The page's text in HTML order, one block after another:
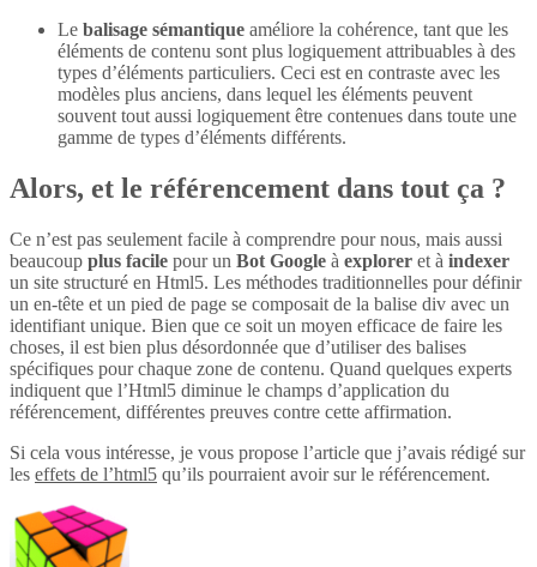
Le balisage sémantique améliore la cohérence, tant que les
éléments de contenu sont plus logiquement attribuables à des
types d’éléments particuliers. Ceci est en contraste avec les
modèles plus anciens, dans lequel les éléments peuvent
souvent tout aussi logiquement être contenues dans toute une
gamme de types d’éléments différents.
Alors, et le référencement dans tout ça ?
Ce n’est pas seulement facile à comprendre pour nous, mais aussi
beaucoup plus facile pour un Bot Google à explorer et à indexer
un site structuré en Html5. Les méthodes traditionnelles pour définir
un en-tête et un pied de page se composait de la balise div avec un
identifiant unique. Bien que ce soit un moyen efficace de faire les
choses, il est bien plus désordonnée que d’utiliser des balises
spécifiques pour chaque zone de contenu. Quand quelques experts
indiquent que l’Html5 diminue le champs d’application du
référencement, différentes preuves contre cette affirmation.
Si cela vous intéresse, je vous propose l’article que j’avais rédigé sur
les effets de l’html5 qu’ils pourraient avoir sur le référencement.